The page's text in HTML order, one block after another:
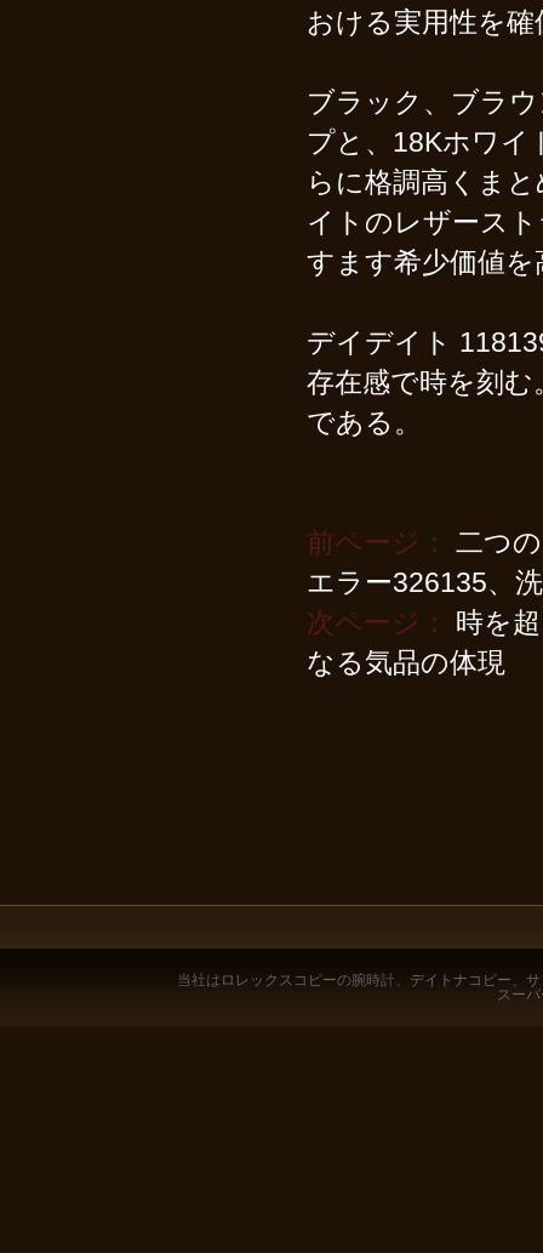
おける実用性を
ブラック、ブラ
プと、18Kホワイ
らに格調高くま
イトのレザース
すます希少価値
デイデイト
存在感で時を刻
である。
前ページ：
二つ
エラー326135、
次ページ：
時を
なる気品の体現
当社は ロレックスコピーの腕時計、 デイトナコピー、
スー